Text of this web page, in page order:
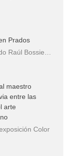
Prados
Raúl Bossie…
maestro
entre las
arte
Color